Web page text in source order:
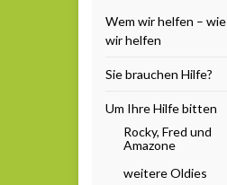
Wem wir helfen – wie
wir helfen
Sie brauchen Hilfe?
Um Ihre Hilfe bitten
Rocky, Fred und
Amazone
weitere Oldies